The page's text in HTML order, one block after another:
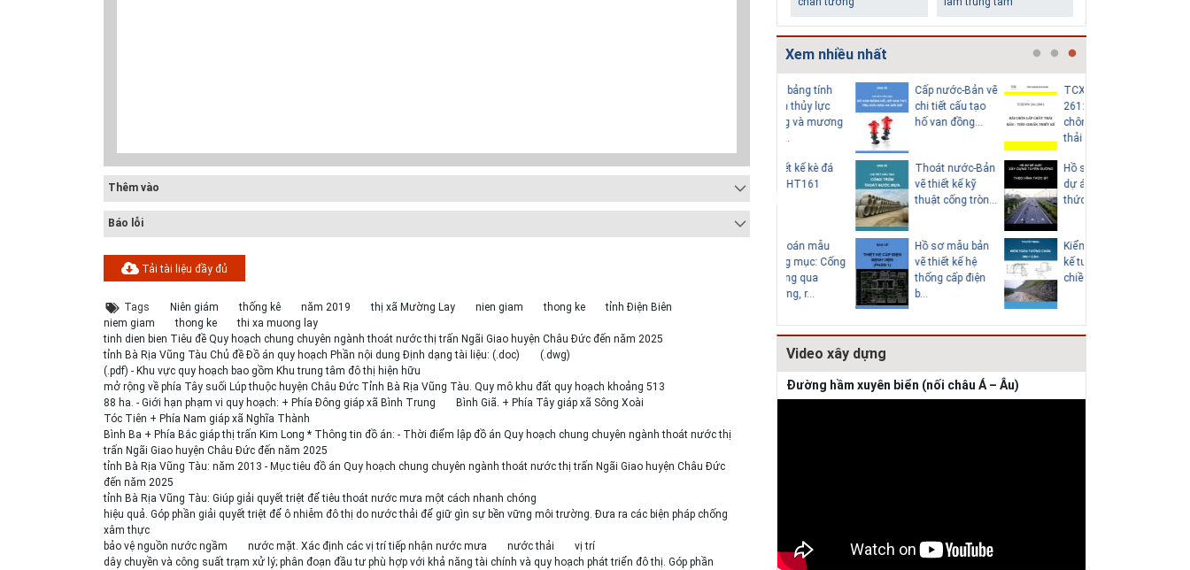
Thêm vào
Báo lỗi
Tải tài liệu đầy đủ
Tags Niên giám thống kê năm 2019 thị xã Mường Lay nien giam thong ke
tỉnh Điện Biên
niem giam
thong ke
thi xa muong lay
tinh dien bien Tiêu đề Quy hoạch chung chuyên ngành thoát nước thị trấn Ngãi Giao huyện Châu Đức đến năm 2025
tỉnh Bà Rịa Vũng Tàu Chủ đề Đồ án quy hoạch Phần nội dung Định dạng tài liệu: (.doc)
(.dwg)
(.pdf) - Khu vực quy hoạch bao gồm Khu trung tâm đô thị hiện hữu
mở rộng về phía Tây suối Lúp thuộc huyện Châu Đức Tỉnh Bà Rịa Vũng Tàu. Quy mô khu đất quy hoạch khoảng 513
88 ha. - Giới hạn phạm vi quy hoạch: + Phía Đông giáp xã Bình Trung
Bình Giã. + Phía Tây giáp xã Sông Xoài
Tóc Tiên + Phía Nam giáp xã Nghĩa Thành
Bình Ba + Phía Bắc giáp thị trấn Kim Long * Thông tin đồ án: - Thời điểm lập đồ án Quy hoạch chung chuyên ngành thoát nước thị
trấn Ngãi Giao huyện Châu Đức đến năm 2025
tỉnh Bà Rịa Vũng Tàu: năm 2013 - Mục tiêu đồ án Quy hoạch chung chuyên ngành thoát nước thị trấn Ngãi Giao huyện Châu Đức
đến năm 2025
tỉnh Bà Rịa Vũng Tàu: Giúp giải quyết triệt để tiêu thoát nước mưa một cách nhanh chóng
hiệu quả. Góp phần giải quyết triệt để ô nhiễm đô thị do nước thải để giữ gìn sự bền vững môi trường. Đưa ra các biện pháp chống
xâm thực
bảo vệ nguồn nước ngầm
nước mặt. Xác định các vị trí tiếp nhận nước mưa nước thải
vị trí
dây chuyền và công suất trạm xử lý; phân đoạn đầu tư phù hợp với khả năng tài chính và quy hoạch phát triển đô thị. Góp phần
Những ngôi nhà một
tầng ít tiền vẫn đẹp
Lý do nên sử dụng gạch
block để xây nhà
Thiết kế nhà siêu nhỏ
độc đáo
Xem nhiều nhất
Hồ sơ Đề xuất
dự án theo hình
thức BT HT107
kế tường chắn
chiều cao Htb =...
Giao thông-Bản
tạo khe co, kh...
Thuyết minh và
đánh giá hiệu q...
Thiết kế chi tiết
HT162
Thiết kế kè đá
hộc HT161
Cấp nước-Bản vẽ
chi tiết cấu tạo
hố van đồng...
Thoát nước-Bản
vẽ thiết kế kỹ
thuật cống tròn...
Hồ sơ mẫu bản
vẽ thiết kế hệ
thống cấp điện
b...
TCXDVN
261:2001 Bãi
chôn lấp chất
thải rắn –...
Hồ sơ Đề xuất
dự án theo hình
thức BT HT107
Kiểm toán thiết
kế tường chắn
chiều cao Htb =...
Video xây dựng
Đường hầm xuyên biển (nối châu Á – Âu)